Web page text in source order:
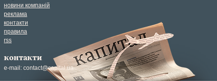
новини компаній
реклама
контакти
правила
rss
контакти
e-mail: contact@capital.ua